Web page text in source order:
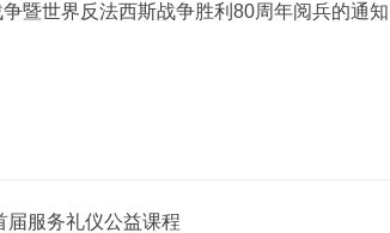
暨世界反法西斯战争胜利80周年阅兵的通知
届服务礼仪公益课程